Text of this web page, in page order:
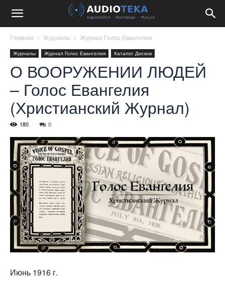
Главная Журналы Журнал Голос Евангелия
Журналы Журнал Голос Евангелия Каталог Дисков
О ВООРУЖЕНИИ ЛЮДЕЙ
– Голос Евангелия
(Христианский Журнал)
180 0
Июнь 1916 г.